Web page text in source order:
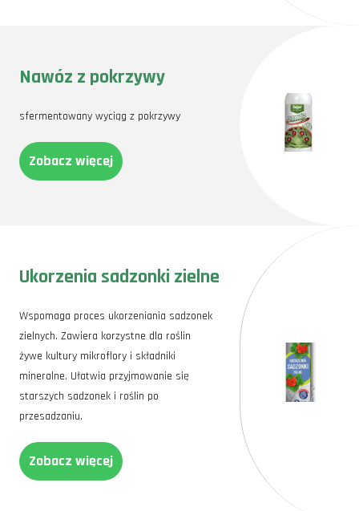
Nawóz z pokrzywy
sfermentowany wyciąg z pokrzywy
Zobacz więcej
Ukorzenia sadzonki zielne
Wspomaga proces ukorzeniania sadzonek
zielnych. Zawiera korzystne dla roślin
żywe kultury mikroflory i składniki
mineralne. Ułatwia przyjmowanie się
starszych sadzonek i roślin po
przesadzaniu.
Zobacz więcej